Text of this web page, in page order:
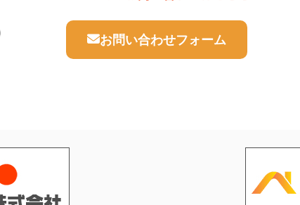
お問い合わせフォーム